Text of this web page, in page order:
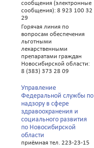
сообщения (электронные
сообщения): 8 923 100 32
29
Горячая линия по
вопросам обеспечения
льготными
лекарственными
препаратами граждан
Новосибирской области:
8 (383) 373 28 09
Управление
Федеральной службы по
надзору в сфере
здравоохранения и
социального развития
по Новосибирской
области
приёмная тел. 223-23-15